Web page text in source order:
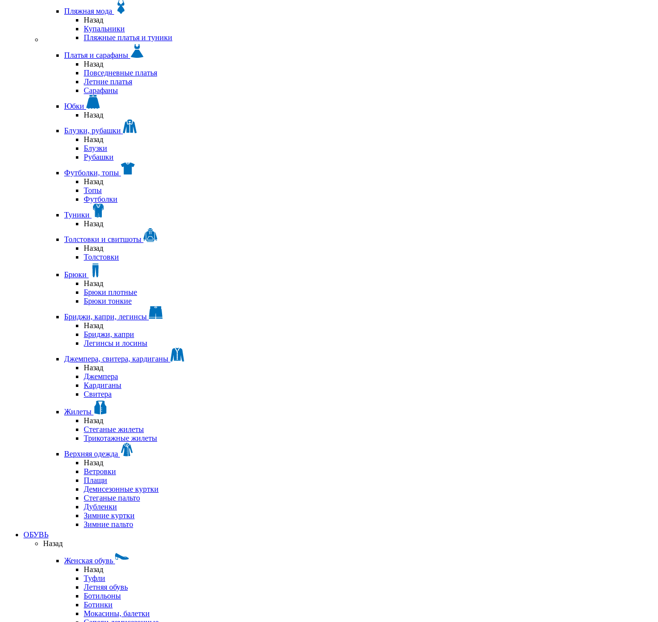
Пляжная мода
Назад
Купальники
Пляжные платья и туники
Платья и сарафаны
Назад
Повседневные платья
Летние платья
Сарафаны
Юбки
Назад
Блузки, рубашки
Назад
Блузки
Рубашки
Футболки, топы
Назад
Топы
Футболки
Туники
Назад
Толстовки и свитшоты
Назад
Толстовки
Брюки
Назад
Брюки плотные
Брюки тонкие
Бриджи, капри, легинсы
Назад
Бриджи, капри
Легинсы и лосины
Джемпера, свитера, кардиганы
Назад
Джемпера
Кардиганы
Свитера
Жилеты
Назад
Стеганые жилеты
Трикотажные жилеты
Верхняя одежда
Назад
Ветровки
Плащи
Демисезонные куртки
Стеганые пальто
Дубленки
Зимние куртки
Зимние пальто
ОБУВЬ
Назад
Женская обувь
Назад
Туфли
Летняя обувь
Ботильоны
Ботинки
Мокасины, балетки